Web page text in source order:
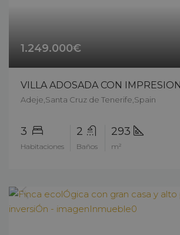
1.249.000€
Adeje,Santa Cruz de Tenerife,Spain
3
Habitaciones
2
Baños
293
m²